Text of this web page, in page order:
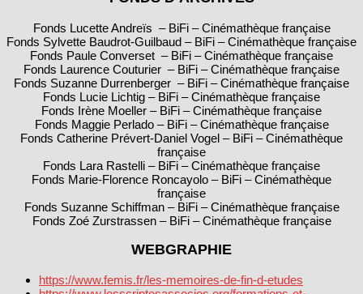
Fonds Lucette Andreïs – BiFi – Cinémathèque française
Fonds Sylvette Baudrot-Guilbaud – BiFi – Cinémathèque française
Fonds Paule Converset – BiFi – Cinémathèque française
Fonds Laurence Couturier – BiFi – Cinémathèque française
Fonds Suzanne Durrenberger – BiFi – Cinémathèque française
Fonds Lucie Lichtig – BiFi – Cinémathèque française
Fonds Irène Moeller – BiFi – Cinémathèque française
Fonds Maggie Perlado – BiFi – Cinémathèque française
Fonds Catherine Prévert‑Daniel Vogel – BiFi – Cinémathèque
française
Fonds Lara Rastelli – BiFi – Cinémathèque française
Fonds Marie‑Florence Roncayolo – BiFi – Cinémathèque
française
Fonds Suzanne Schiffman – BiFi – Cinémathèque française
Fonds Zoé Zurstrassen – BiFi – Cinémathèque française
WEBGRAPHIE
https://www.femis.fr/les-memoires-de-fin-d-etudes